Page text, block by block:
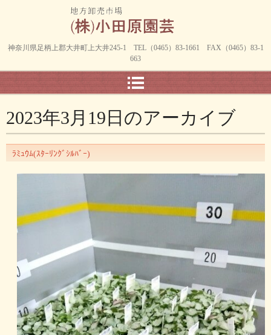
神奈川県足柄上郡大井町上大井245-1 TEL（0465）83-1661 FAX（0465）83-1
663
2023年3月19日 のアーカイブ
ﾗﾐｭｳﾑ(ｽﾀｰﾘﾝｸﾞｼﾙﾊﾞｰ)